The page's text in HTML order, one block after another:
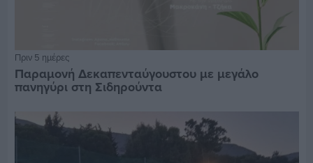
Πριν 5 ημέρες
Παραμονή Δεκαπενταύγουστου με μεγάλο
πανηγύρι στη Σιδηρούντα